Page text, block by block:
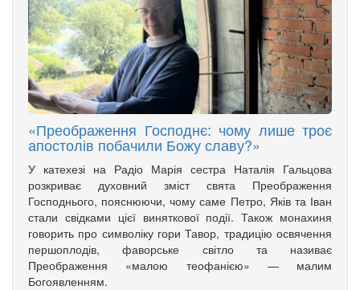
«Преображення Господнє: чому лише троє
апостолів побачили Божу славу?»
У катехезі на Радіо Марія сестра Наталія Гальцова
розкриває духовний зміст свята Преображення
Господнього, пояснюючи, чому саме Петро, Яків та Іван
стали свідками цієї виняткової події. Також монахиня
говорить про символіку гори Тавор, традицію освячення
першоплодів, фаворське світло та називає
Преображення «малою теофанією» — малим
Богоявленням.